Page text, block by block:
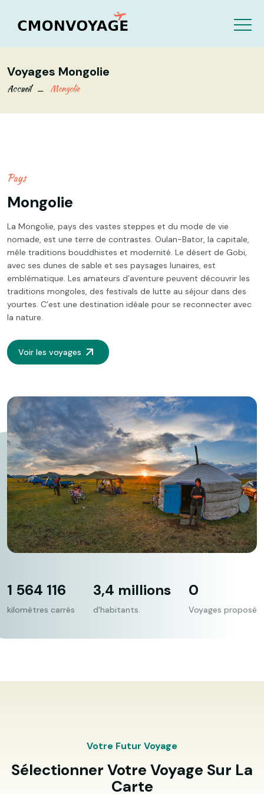
Voyages Mongolie
Accueil Mongolie
Pays
Mongolie
La Mongolie, pays des vastes steppes et du mode de vie
nomade, est une terre de contrastes. Oulan-Bator, la capitale,
mêle traditions bouddhistes et modernité. Le désert de Gobi,
avec ses dunes de sable et ses paysages lunaires, est
emblématique. Les amateurs d’aventure peuvent découvrir les
traditions mongoles, des festivals de lutte au séjour dans des
yourtes. C’est une destination idéale pour se reconnecter avec
la nature.
Voir les voyages
1 564 116
kilomètres carrés
3,4 millions
d'habitants.
0
Voyages proposé
Votre Futur Voyage
Sélectionner Votre Voyage Sur La
Carte